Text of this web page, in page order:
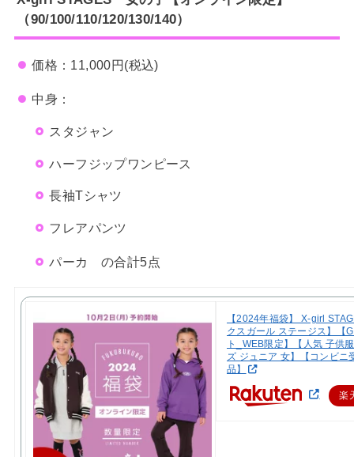
（90/100/110/120/130/140）
価格：11,000円(税込)
中身：
スタジャン
ハーフジップワンピース
長袖Tシャツ
フレアパンツ
パーカ の合計5点
【2024年福袋】 X-girl
クスガール ステージス】【
ト_WEB限定】【人気 子供
ズ ジュニア 女】【コンビニ
品】
楽